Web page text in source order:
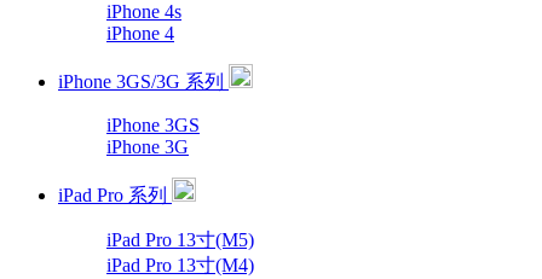
iPhone 4s
iPhone 4
iPhone 3GS/3G 系列
iPhone 3GS
iPhone 3G
iPad Pro 系列
iPad Pro 13寸(M5)
iPad Pro 13寸(M4)